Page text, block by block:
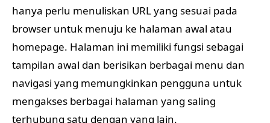
hanya perlu menuliskan URL yang sesuai pada
browser untuk menuju ke halaman awal atau
homepage. Halaman ini memiliki fungsi sebagai
tampilan awal dan berisikan berbagai menu dan
navigasi yang memungkinkan pengguna untuk
mengakses berbagai halaman yang saling
terhubung satu dengan yang lain.